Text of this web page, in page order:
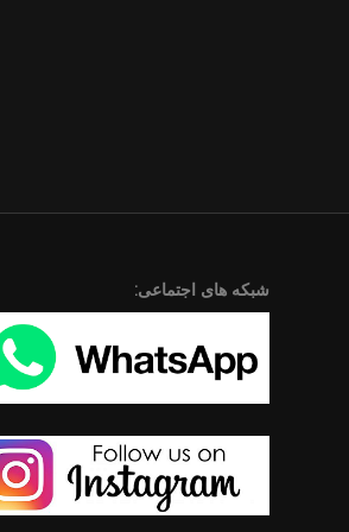
شبکه های اجتماعی: